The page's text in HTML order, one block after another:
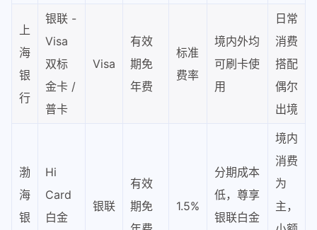
上
海
银
行
银联 -
Visa
双标
金卡 /
普卡
Visa
有效
期免
年费
标准
费率
境内外均
可刷卡使
用
日常
消费
搭配
偶尔
出境
渤
海
银
Hi
Card
白金
银联
有效
期免
1.5%
分期成本
低，尊享
银联白金
境内
消费
为
主，